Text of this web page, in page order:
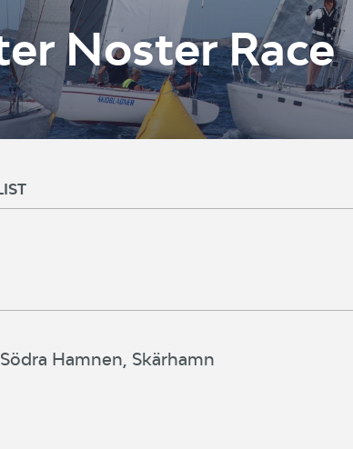
Noster Race
Hamnen, Skärhamn